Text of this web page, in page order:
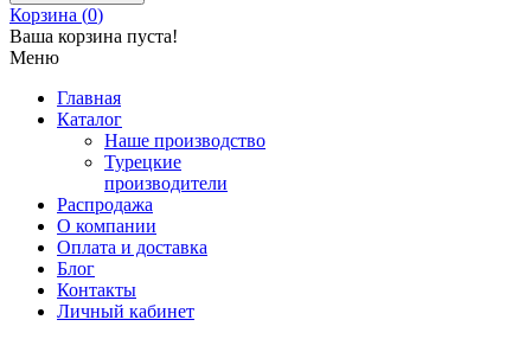
Корзина (0)
Ваша корзина пуста!
Меню
Главная
Каталог
Наше производство
Турецкие
производители
Распродажа
О компании
Оплата и доставка
Блог
Контакты
Личный кабинет